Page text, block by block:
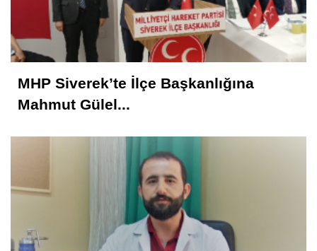
MHP Siverek’te İlçe Başkanlığına
Mahmut Gülel...